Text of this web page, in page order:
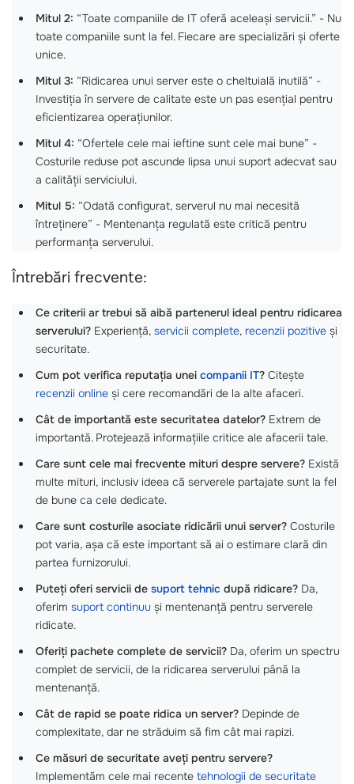
Mitul 2: “Toate companiile de IT oferă aceleași servicii.” - Nu
toate companiile sunt la fel. Fiecare are specializări și oferte
unice.
Mitul 3: “Ridicarea unui server este o cheltuială inutilă” -
Investiția în servere de calitate este un pas esențial pentru
eficientizarea operațiunilor.
Mitul 4: “Ofertele cele mai ieftine sunt cele mai bune” -
Costurile reduse pot ascunde lipsa unui suport adecvat sau
a calității serviciului.
Mitul 5: “Odată configurat, serverul nu mai necesită
întreținere” - Mentenanța regulată este critică pentru
performanța serverului.
Întrebări frecvente:
Ce criterii ar trebui să aibă partenerul ideal pentru ridicarea
serverului? Experiență, servicii complete, recenzii pozitive și
securitate.
Cum pot verifica reputația unei companii IT? Citește
recenzii online și cere recomandări de la alte afaceri.
Cât de importantă este securitatea datelor? Extrem de
importantă. Protejează informațiile critice ale afacerii tale.
Care sunt cele mai frecvente mituri despre servere? Există
multe mituri, inclusiv ideea că serverele partajate sunt la fel
de bune ca cele dedicate.
Care sunt costurile asociate ridicării unui server? Costurile
pot varia, așa că este important să ai o estimare clară din
partea furnizorului.
Puteți oferi servicii de suport tehnic după ridicare? Da,
oferim suport continuu și mentenanță pentru serverele
ridicate.
Oferiți pachete complete de servicii? Da, oferim un spectru
complet de servicii, de la ridicarea serverului până la
mentenanță.
Cât de rapid se poate ridica un server? Depinde de
complexitate, dar ne străduim să fim cât mai rapizi.
Ce măsuri de securitate aveți pentru servere?
Implementăm cele mai recente tehnologii de securitate